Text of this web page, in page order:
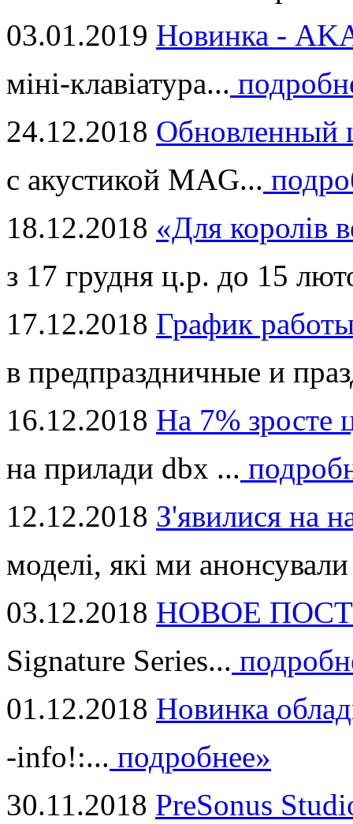
03.01.2019 Новинка -
міні-клавіатура...
24.12.2018 Обновленный
с акустикой MAG...
18.12.2018 «Для королів
з 17 грудня ц.р. до 15
17.12.2018 График
в предпраздничные и
16.12.2018 На 7% зросте
на прилади dbx ...
12.12.2018 З'явилися на
моделі, які ми
03.12.2018 НОВОЕ
Signature Series...
01.12.2018 Новинка
-info!:... подробнее»
30.11.2018 PreSonus